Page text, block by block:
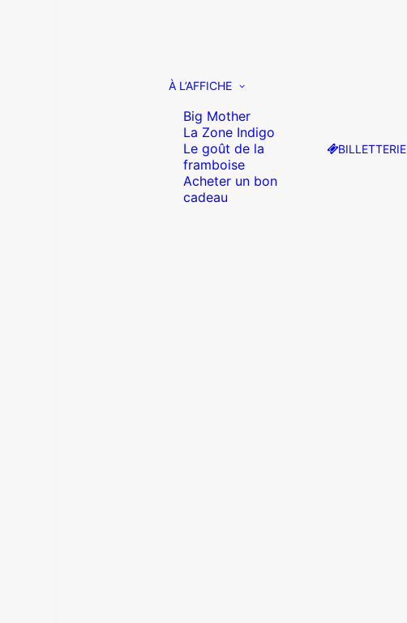
À L’AFFICHE
Big Mother
La Zone Indigo
Le goût de la
framboise
Acheter un bon
cadeau
BILLETTERIE